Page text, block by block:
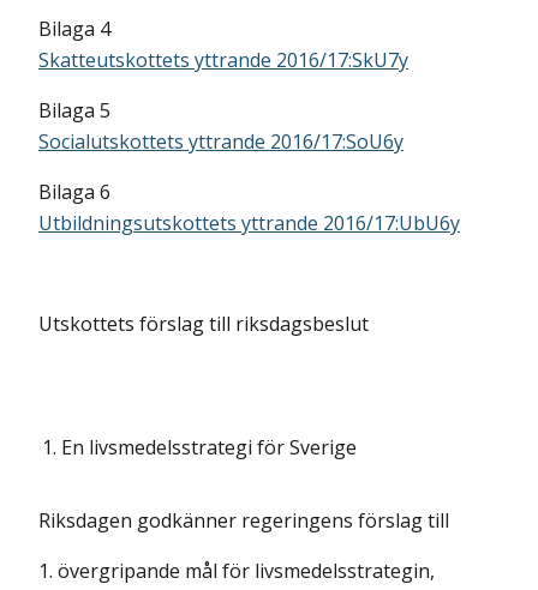
Bilaga 4
Skatteutskottets yttrande 2016/17:SkU7y
Bilaga 5
Socialutskottets yttrande 2016/17:SoU6y
Bilaga 6
Utbildningsutskottets yttrande 2016/17:UbU6y
Utskottets förslag till riksdagsbeslut
1. En livsmedelsstrategi för Sverige
Riksdagen godkänner regeringens förslag till
1. övergripande mål för livsmedelsstrategin,